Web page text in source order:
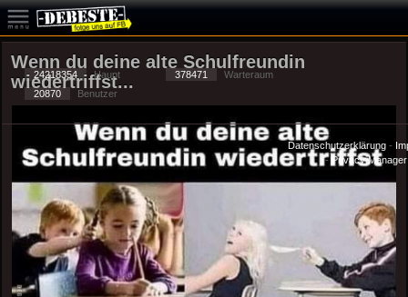
Wenn du deine alte Schulfreundin
wiedertriffst...
24218354 Haupt 378471
Warteraum
20870
Benutzer
Datenschutzerklärung-
- Privacy Manager